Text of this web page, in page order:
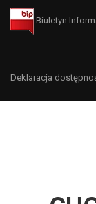
Biuletyn
Deklaracja